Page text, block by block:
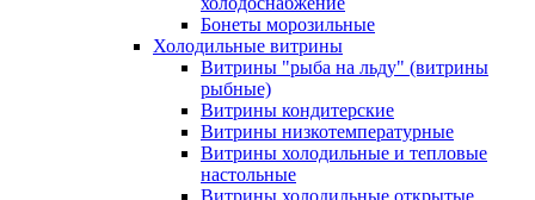
Бонеты морозильные
Холодильные витрины
Витрины "рыба на льду" (витрины
рыбные)
Витрины кондитерские
Витрины низкотемпературные
Витрины холодильные и тепловые
настольные
Витрины холодильные открытые